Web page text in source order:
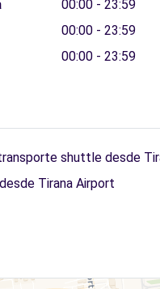
00:00 - 23:59
00:00 - 23:59
00:00 - 23:59
shuttle desde
Tirana Airport